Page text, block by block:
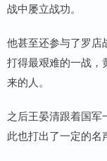
战中屡立战功。
他甚至还参与了罗店
打得最艰难的一战，
来的人。
之后王晏清跟着国军
此也打出了一定的名